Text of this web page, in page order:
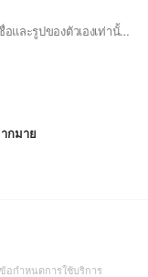
📍ห้ามใช้ชื่อและรูปน้องอ๊ะอาย!! 📍ใส่ชื่อและรูปของตัวเองเท่านั้น! 📍ตอบคำถามก่อนส่งคำขอ 📍เข้ามาแล้วอ่านกฎและปฏิบัติตามด้วยนะคะ
กมาย
ข้อกำหนดการใช้บริการ(Open